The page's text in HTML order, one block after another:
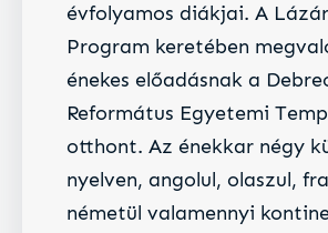
évfolyamos diákjai. A
Program keretében
énekes előadásnak a
Református Egyetemi
otthont. Az énekkar négy
nyelven, angolul, olaszul,
németül valamennyi